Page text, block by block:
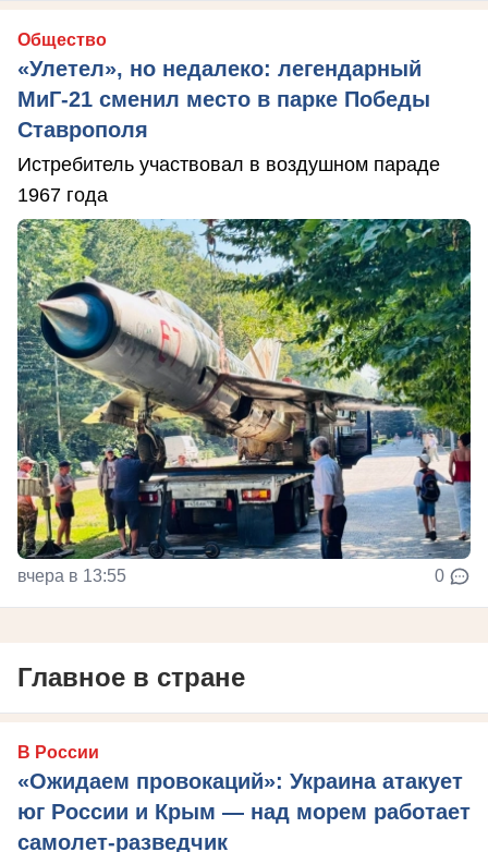
Общество
«Улетел», но недалеко: легендарный
МиГ-21 сменил место в парке Победы
Ставрополя
Истребитель участвовал в воздушном параде
1967 года
вчера в 13:55 0
Главное в стране
В России
«Ожидаем провокаций»: Украина атакует
юг России и Крым — над морем работает
самолет-разведчик